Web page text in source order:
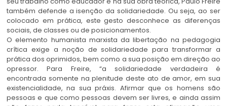
também defende a isenção da solidariedade. Ou seja, ao ser
colocado em prática, este gesto desconhece as diferenças
sociais, de classes ou de posicionamentos.
O elemento humanista marxista da libertação na pedagogia
crítica exige a noção de solidariedade para transformar a
prática dos oprimidos, bem como a sua posição em direção ao
opressor. Para Freire, “a solidariedade verdadeira é
encontrada somente na plenitude deste ato de amor, em sua
existencialidade, na sua práxis. Afirmar que os homens são
pessoas e que como pessoas devem ser livres, e ainda assim